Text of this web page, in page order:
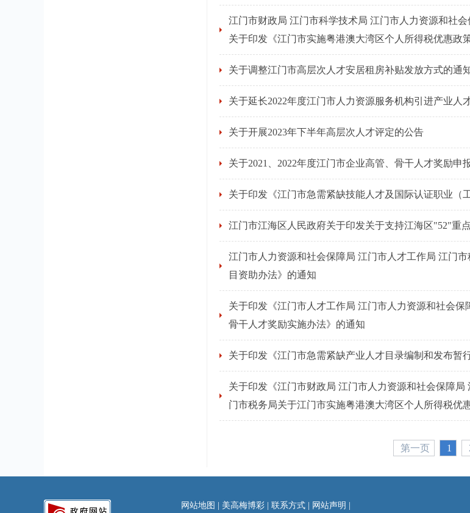
江门市财政局 江门市科学技术局 江门市人力资源和社
关于印发《江门市实施粤港澳大湾区个人所得税优惠政
关于调整江门市高层次人才安居租房补贴发放方式的通
关于延长2022年度江门市人力资源服务机构引进产业人
关于开展2023年下半年高层次人才评定的公告
关于2021、2022年度江门市企业高管、骨干人才奖励申
关于印发《江门市急需紧缺技能人才及国际认证职业（
江门市江海区人民政府关于印发关于支持江海区"52"重
江门市人力资源和社会保障局 江门市人才工作局 江门
目资助办法》的通知
关于印发《江门市人才工作局 江门市人力资源和社会
骨干人才奖励实施办法》的通知
关于印发《江门市急需紧缺产业人才目录编制和发布暂
关于印发《江门市财政局 江门市人力资源和社会保障
门市税务局关于江门市实施粤港澳大湾区个人所得税优
第一页 1
网站地图 美高梅博彩 联系方式 网站声明